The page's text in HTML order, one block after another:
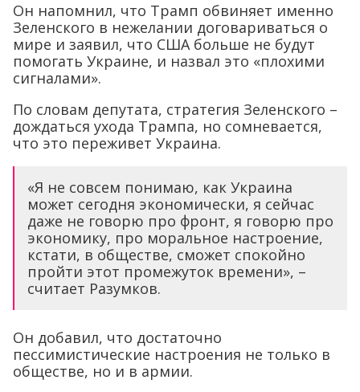
Он напомнил, что Трамп обвиняет именно
Зеленского в нежелании договариваться о
мире и заявил, что США больше не будут
помогать Украине, и назвал это «плохими
сигналами».
По словам депутата, стратегия Зеленского –
дождаться ухода Трампа, но сомневается,
что это переживет Украина.
«Я не совсем понимаю, как Украина
может сегодня экономически, я сейчас
даже не говорю про фронт, я говорю про
экономику, про моральное настроение,
кстати, в обществе, сможет спокойно
пройти этот промежуток времени», –
считает Разумков.
Он добавил, что достаточно
пессимистические настроения не только в
обществе, но и в армии.